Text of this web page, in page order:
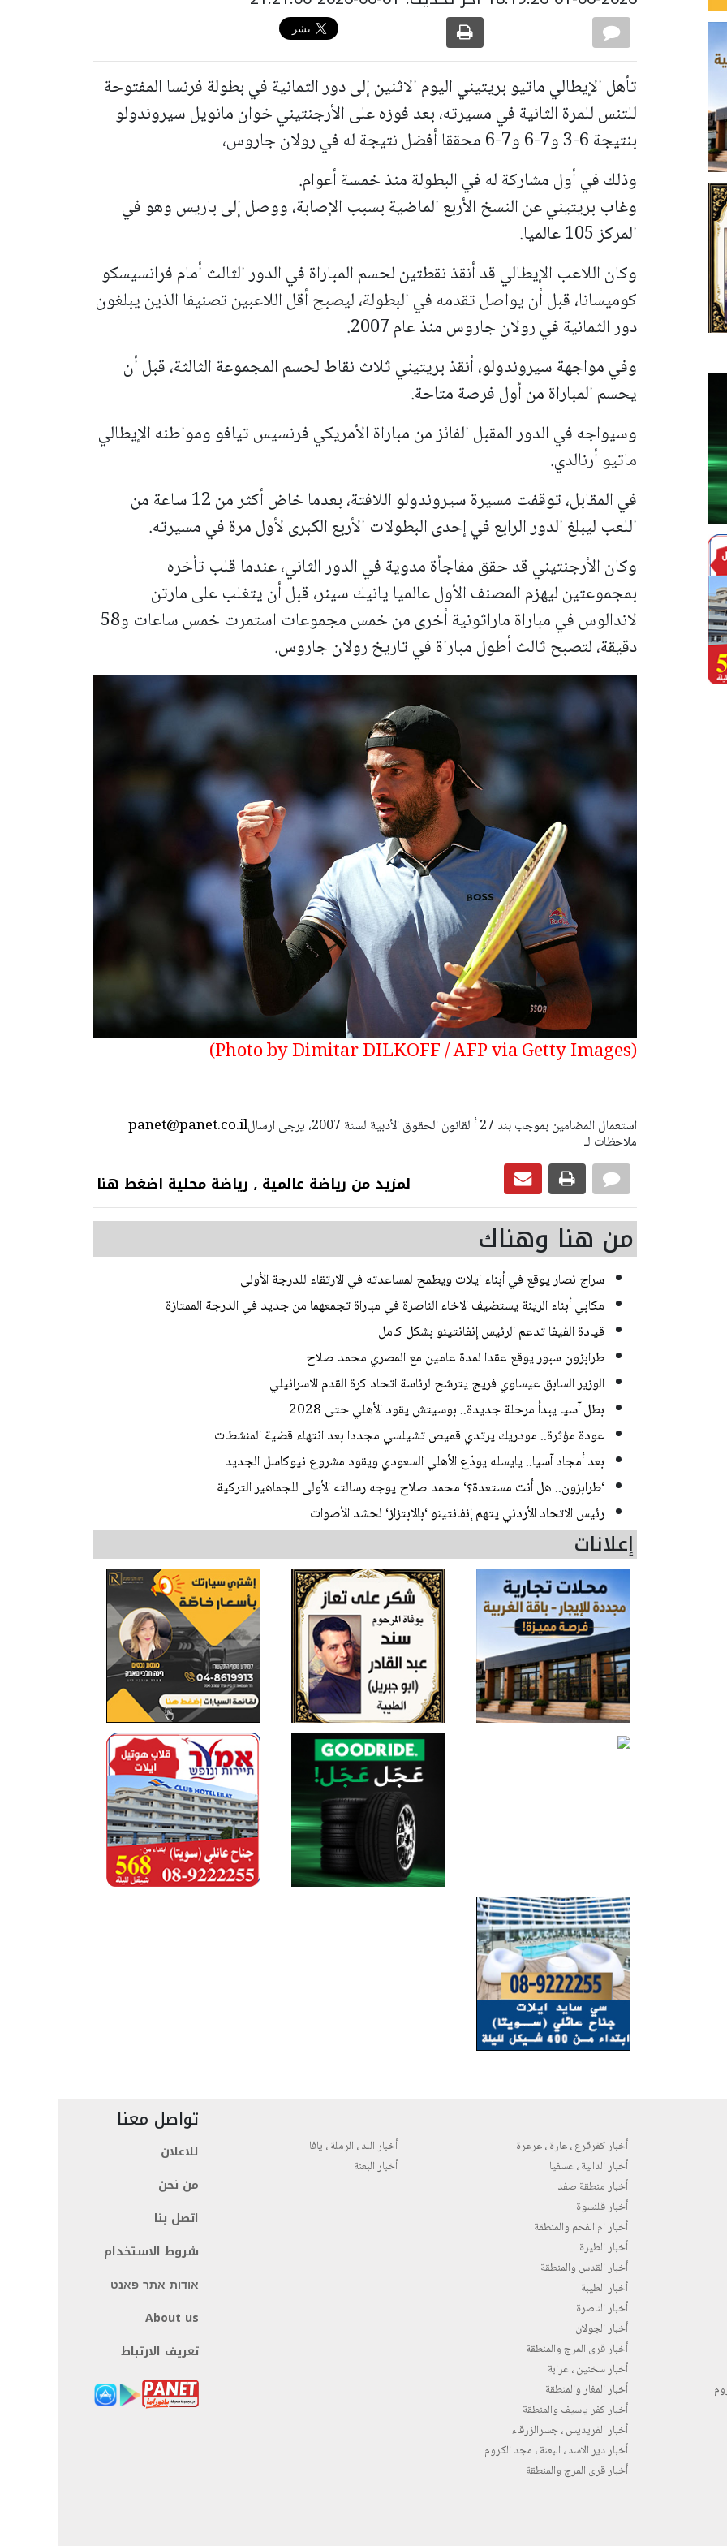
تأهل الإيطالي ماتيو بريتيني اليوم الاثنين إلى دور الثمانية في بطولة فرنسا المفتوحة
للتنس للمرة الثانية في مسيرته، بعد فوزه على الأرجنتيني خوان مانويل سيروندولو
بنتيجة 6-3 و7-6 و7-6 محققا أفضل نتيجة له في رولان جاروس،
وذلك في أول مشاركة له في البطولة منذ خمسة أعوام.
وغاب بريتيني عن النسخ الأربع الماضية بسبب الإصابة، ووصل إلى باريس وهو في
المركز 105 عالميا.
وكان اللاعب الإيطالي قد أنقذ نقطتين لحسم المباراة في الدور الثالث أمام فرانسيسكو
كوميسانا، قبل أن يواصل تقدمه في البطولة، ليصبح أقل اللاعبين تصنيفا الذين يبلغون
دور الثمانية في رولان جاروس منذ عام 2007.
وفي مواجهة سيروندولو، أنقذ بريتيني ثلاث نقاط لحسم المجموعة الثالثة، قبل أن
يحسم المباراة من أول فرصة متاحة.
وسيواجه في الدور المقبل الفائز من مباراة الأمريكي فرنسيس تيافو ومواطنه الإيطالي
ماتيو أرنالدي.
في المقابل، توقفت مسيرة سيروندولو اللافتة، بعدما خاض أكثر من 12 ساعة من
اللعب ليبلغ الدور الرابع في إحدى البطولات الأربع الكبرى لأول مرة في مسيرته.
وكان الأرجنتيني قد حقق مفاجأة مدوية في الدور الثاني، عندما قلب تأخره
بمجموعتين ليهزم المصنف الأول عالميا يانيك سينر، قبل أن يتغلب على مارتن
لاندالوس في مباراة ماراثونية أخرى من خمس مجموعات استمرت خمس ساعات و58
دقيقة، لتصبح ثالث أطول مباراة في تاريخ رولان جاروس.
(Photo by Dimitar DILKOFF / AFP via Getty Images)
panet@panet.co.ilاستعمال المضامين بموجب بند 27 أ لقانون الحقوق الأدبية لسنة 2007، يرجى ارسال
ملاحظات لـ
لمزيد من رياضة عالمية ٫ رياضة محلية اضغط هنا
من هنا وهناك
سراج نصار يوقع في أبناء ايلات ويطمح لمساعدته في الارتقاء للدرجة الأولى
مكابي أبناء الرينة يستضيف الاخاء الناصرة في مباراة تجمعهما من جديد في الدرجة الممتازة
قيادة الفيفا تدعم الرئيس إنفانتينو بشكل كامل
طرابزون سبور يوقع عقدا لمدة عامين مع المصري محمد صلاح
الوزير السابق عيساوي فريج يترشح لرئاسة اتحاد كرة القدم الاسرائيلي
بطل آسيا يبدأ مرحلة جديدة.. بوسيتش يقود الأهلي حتى 2028
عودة مؤثرة.. مودريك يرتدي قميص تشيلسي مجددا بعد انتهاء قضية المنشطات
بعد أمجاد آسيا.. يايسله يودّع الأهلي السعودي ويقود مشروع نيوكاسل الجديد
‘طرابزون.. هل أنت مستعدة؟‘ محمد صلاح يوجه رسالته الأولى للجماهير التركية
رئيس الاتحاد الأردني يتهم إنفانتينو ‘بالابتزاز‘ لحشد الأصوات
إعلانات
أخبار كفرقرع ، عارة ، عرعرة
أخبار الدالية ، عسفيا
أخبار منطقة صفد
أخبار قلنسوة
أخبار ام الفحم والمنطقة
أخبار الطيرة
أخبار القدس والمنطقة
أخبار الطيبة
أخبار الناصرة
أخبار الجولان
أخبار قرى المرج والمنطقة
أخبار سخنين ، عرابة
أخبار المغار والمنطقة
أخبار كفر ياسيف والمنطقة
أخبار الفريديس ، جسرالزرقاء
أخبار دير الاسد ، البعنة ، مجد الكروم
أخبار قرى المرج والمنطقة
أخبار اللد ، الرملة ، يافا
أخبار البعنة
تواصل معنا
للاعلان
من نحن
اتصل بنا
شروط الاستخدام
אודות אתר פאנט
About us
تعريف الارتباط